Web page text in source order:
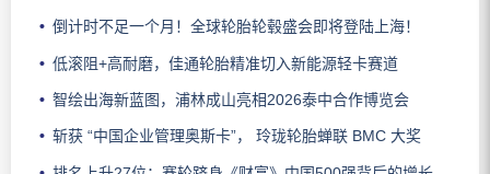
倒计时不足一个月！全球轮胎轮毂盛会即将登陆上海！
低滚阻+高耐磨，佳通轮胎精准切入新能源轻卡赛道
智绘出海新蓝图，浦林成山亮相2026泰中合作博览会
斩获 “中国企业管理奥斯卡”， 玲珑轮胎蝉联 BMC 大奖